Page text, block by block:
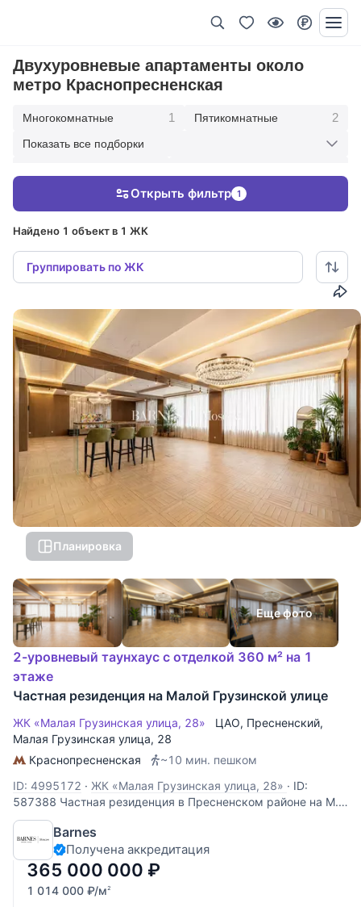
Двухуровневые апартаменты около
метро Краснопресненская
Многокомнатные 1 Пятикомнатные 2
В современном стиле
Показать все подборки
Найдено 1 объект в 1 ЖК
Группировать по ЖК
Открыть фильтр 1
Планировка
Еще фото
2-уровневый таунхаус с отделкой 360 м² на 1
этаже
Частная резиденция на Малой Грузинской улице
ЖК «Малая Грузинская улица, 28» ЦАО, Пресненский,
Малая Грузинская улица, 28
Краснопресненская
~10 мин. пешком
ID: 4995172 · ЖК «Малая Грузинская улица, 28» · ID:
587388 Частная резиденция в Пресненском районе на М.
Грузинской улице. Дизайнерский 2-уровневый апартамент
с террасой, панорамными окнами и уютным
палисадником. Премиальная отделка с использованием
качественных материалов - итальянский паркет
Barnes
Получена аккредитация
365 000 000 ₽
1 014 000 ₽/м2